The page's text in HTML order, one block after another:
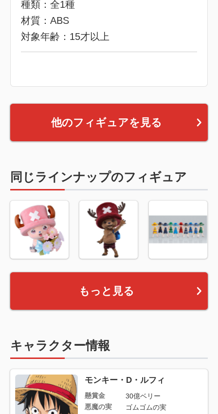
種類：全1種
材質：ABS
対象年齢：15才以上
他のフィギュアを見る
同じラインナップのフィギュア
もっと見る
キャラクター情報
モンキー・D・ルフィ
懸賞金
30億ベリー
悪魔の実
ゴムゴムの実